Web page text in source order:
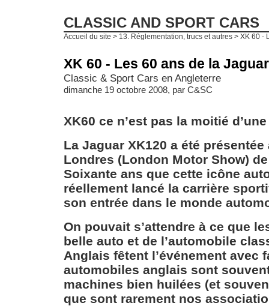
CLASSIC AND SPORT CARS
Accueil du site > 13. Réglementation, trucs et autres > XK 60 -
XK 60 - Les 60 ans de la
Classic & Sport Cars en Angleterre
dimanche 19 octobre 2008, par C&SC
XK60 ce n’est pas la moitié
La Jaguar XK120 a été
Londres (London Motor Show)
Soixante ans que cette icône
réellement lancé la carrière
son entrée dans le monde
On pouvait s’attendre à ce que
belle auto et de l’automobile
Anglais fêtent l’événement avec
automobiles anglais sont
machines bien huilées (et
que sont rarement nos